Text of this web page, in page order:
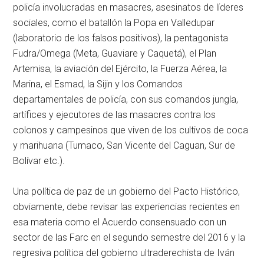
policía involucradas en masacres, asesinatos de líderes
sociales, como el batallón la Popa en Valledupar
(laboratorio de los falsos positivos), la pentagonista
Fudra/Omega (Meta, Guaviare y Caquetá), el Plan
Artemisa, la aviación del Ejército, la Fuerza Aérea, la
Marina, el Esmad, la Sijin y los Comandos
departamentales de policía, con sus comandos jungla,
artífices y ejecutores de las masacres contra los
colonos y campesinos que viven de los cultivos de coca
y marihuana (Tumaco, San Vicente del Caguan, Sur de
Bolívar etc.).
Una política de paz de un gobierno del Pacto Histórico,
obviamente, debe revisar las experiencias recientes en
esa materia como el Acuerdo consensuado con un
sector de las Farc en el segundo semestre del 2016 y la
regresiva política del gobierno ultraderechista de Iván